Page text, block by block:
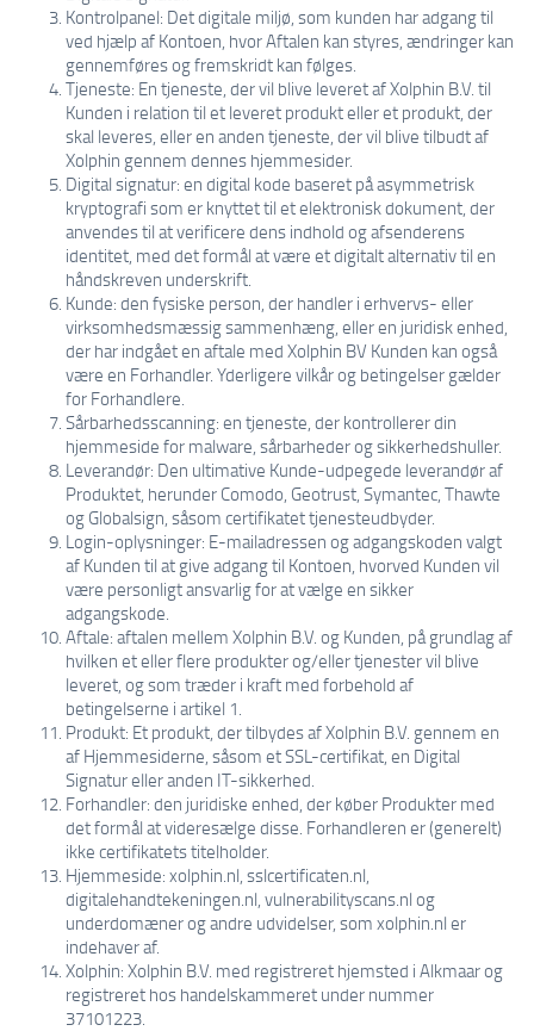
Kontrolpanel: Det digitale miljø, som kunden har adgang til
ved hjælp af Kontoen, hvor Aftalen kan styres, ændringer kan
gennemføres og fremskridt kan følges.
Tjeneste: En tjeneste, der vil blive leveret af Xolphin B.V. til
Kunden i relation til et leveret produkt eller et produkt, der
skal leveres, eller en anden tjeneste, der vil blive tilbudt af
Xolphin gennem dennes hjemmesider.
Digital signatur: en digital kode baseret på asymmetrisk
kryptografi som er knyttet til et elektronisk dokument, der
anvendes til at verificere dens indhold og afsenderens
identitet, med det formål at være et digitalt alternativ til en
håndskreven underskrift.
Kunde: den fysiske person, der handler i erhvervs- eller
virksomhedsmæssig sammenhæng, eller en juridisk enhed,
der har indgået en aftale med Xolphin BV Kunden kan også
være en Forhandler. Yderligere vilkår og betingelser gælder
for Forhandlere.
Sårbarhedsscanning: en tjeneste, der kontrollerer din
hjemmeside for malware, sårbarheder og sikkerhedshuller.
Leverandør: Den ultimative Kunde-udpegede leverandør af
Produktet, herunder Comodo, Geotrust, Symantec, Thawte
og Globalsign, såsom certifikatet tjenesteudbyder.
Login-oplysninger: E-mailadressen og adgangskoden valgt
af Kunden til at give adgang til Kontoen, hvorved Kunden vil
være personligt ansvarlig for at vælge en sikker
adgangskode.
Aftale: aftalen mellem Xolphin B.V. og Kunden, på grundlag af
hvilken et eller flere produkter og/eller tjenester vil blive
leveret, og som træder i kraft med forbehold af
betingelserne i artikel 1.
Produkt: Et produkt, der tilbydes af Xolphin B.V. gennem en
af Hjemmesiderne, såsom et SSL-certifikat, en Digital
Signatur eller anden IT-sikkerhed.
Forhandler: den juridiske enhed, der køber Produkter med
det formål at videresælge disse. Forhandleren er (generelt)
ikke certifikatets titelholder.
Hjemmeside: xolphin.nl, sslcertificaten.nl,
digitalehandtekeningen.nl, vulnerabilityscans.nl og
underdomæner og andre udvidelser, som xolphin.nl er
indehaver af.
Xolphin: Xolphin B.V. med registreret hjemsted i Alkmaar og
registreret hos handelskammeret under nummer
37101223.